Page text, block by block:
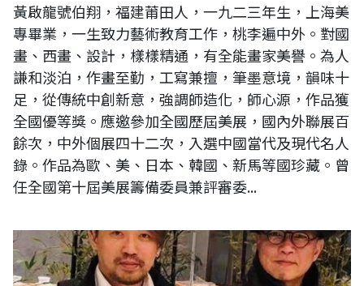
黃啟龍號伯翔，福建莆田人，一九二三年生，上海美
專畢業，一生致力藝術教育工作，桃李遍中外。對國
畫、西畫、設計，樣樣精通，有全能畫家美譽。為人
謙和淡泊，作畫至勤，工寫兼擅，筆墨意境，韻味十
足，從傳統中創新意，強調師造化，師心源，作品獲
全國優等獎。應邀參加全國歷屆美展，國內外聯展百
餘次，中外個展四十二次，入選中國當代及現代名人
錄。作品為歐、美、日本、韓國、新馬等國珍藏。曾
任全國第十屆美展籌備委員兼評審委...
宋四家的黃庭堅第32代直系---黃實先生（國際舞蹈家）